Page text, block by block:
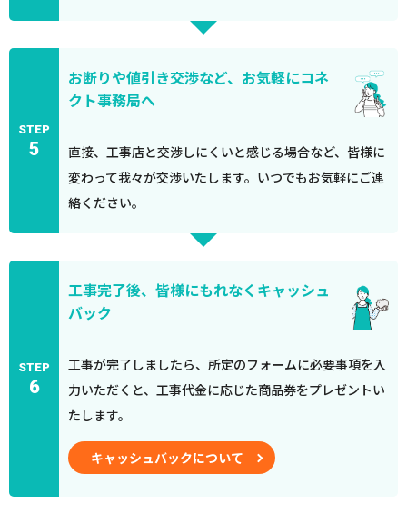
STEP
5
お断りや値引き交渉など、お気軽にコネ
クト事務局へ
直接、工事店と交渉しにくいと感じる場合など、皆様に
変わって我々が交渉いたします。いつでもお気軽にご連
絡ください。
STEP
6
工事完了後、皆様にもれなくキャッシュ
バック
工事が完了しましたら、所定のフォームに必要事項を入
力いただくと、工事代金に応じた商品券をプレゼントい
たします。
キャッシュバックについて